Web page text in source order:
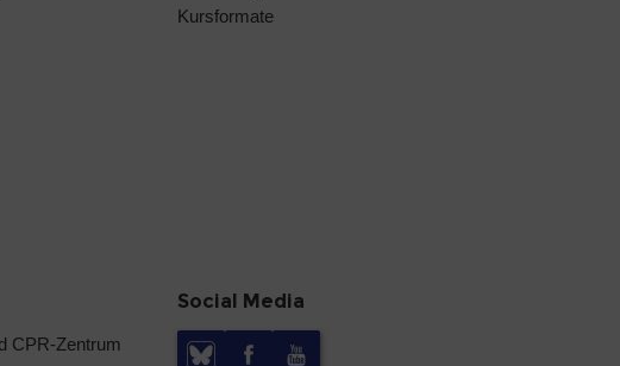
Kursformate
CPR-Zentrum
Social Media